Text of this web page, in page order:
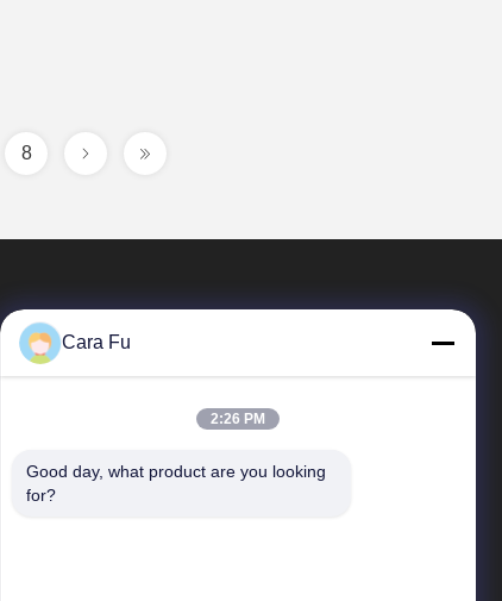
8
Быстрые Ссылки
Cara Fu
2:26 PM
Good day, what product are you looking
for?